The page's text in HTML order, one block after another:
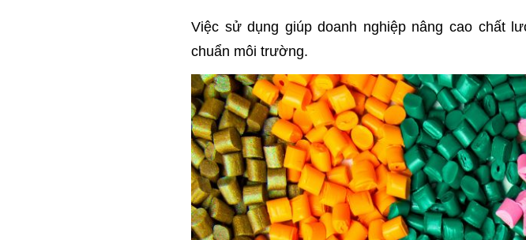
Việc sử dụng giúp doanh nghiệp nâng cao chất
chuẩn môi trường.